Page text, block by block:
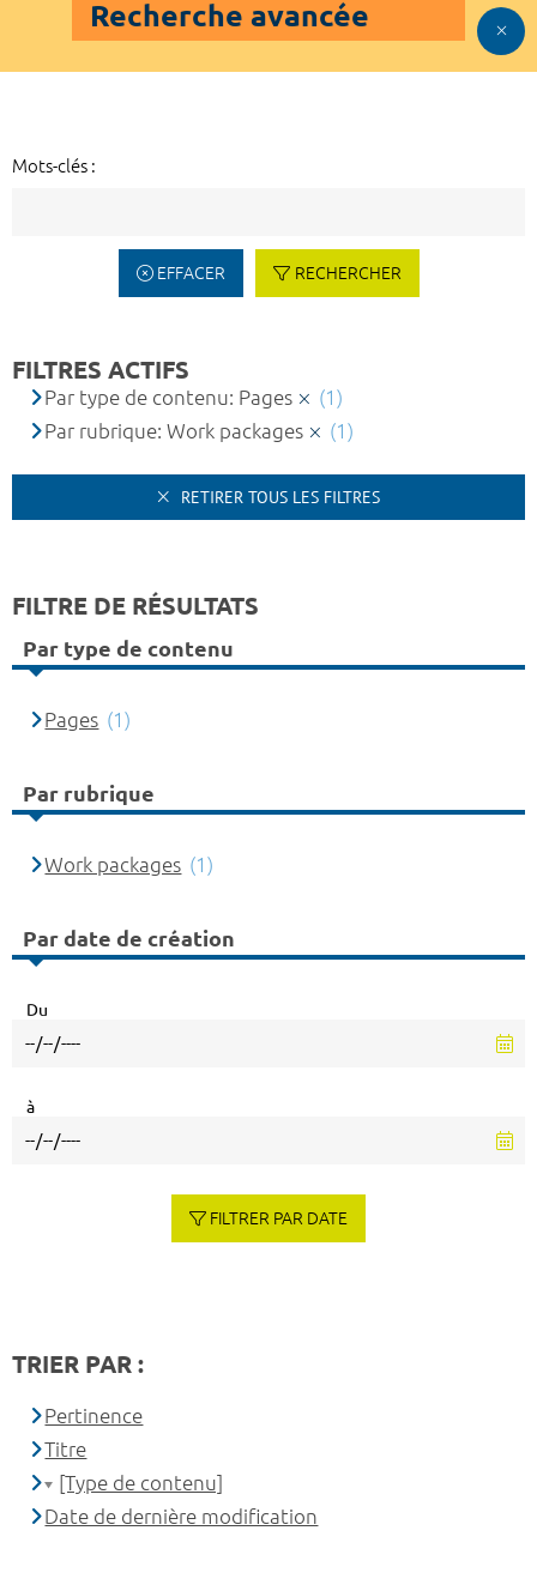
Recherche avancée
Mots-clés :
EFFACER RECHERCHER
FILTRES ACTIFS
Par type de contenu: Pages
(1)
Par rubrique: Work packages
(1)
RETIRER TOUS LES FILTRES
FILTRE DE RÉSULTATS
Par type de contenu
Pages (1)
Par rubrique
Work packages (1)
Par date de création
Du
à
FILTRER PAR DATE
TRIER PAR :
Pertinence
Titre
[Type de contenu]
Date de dernière modification